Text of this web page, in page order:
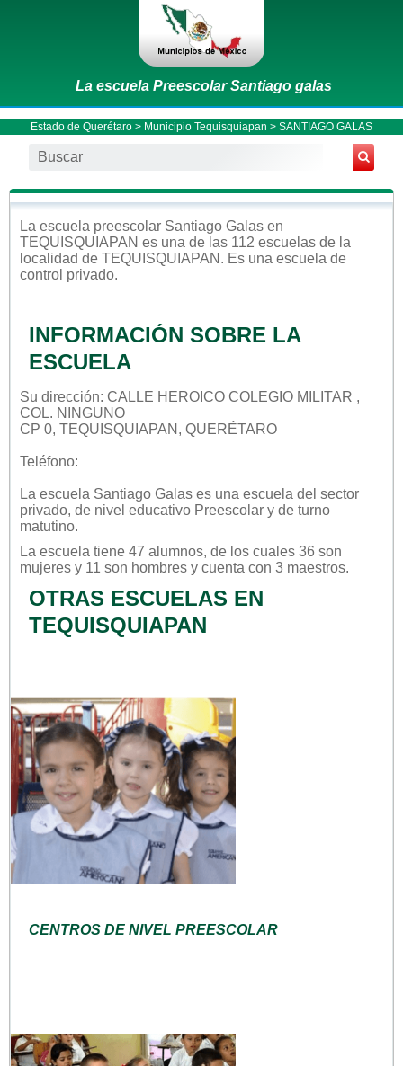
La escuela Preescolar Santiago galas
Estado de Querétaro > Municipio Tequisquiapan > SANTIAGO GALAS
La escuela preescolar Santiago Galas en
TEQUISQUIAPAN es una de las 112 escuelas de la
localidad de TEQUISQUIAPAN . Es una escuela de
control privado.
INFORMACIÓN SOBRE LA
ESCUELA
Su dirección: CALLE HEROICO COLEGIO MILITAR ,
COL. NINGUNO
CP 0, TEQUISQUIAPAN, QUERÉTARO
Teléfono:
La escuela Santiago Galas es una escuela del sector
privado, de nivel educativo Preescolar y de turno
matutino.
La escuela tiene 47 alumnos, de los cuales 36 son
mujeres y 11 son hombres y cuenta con 3 maestros.
OTRAS ESCUELAS EN
TEQUISQUIAPAN
CENTROS DE NIVEL PREESCOLAR